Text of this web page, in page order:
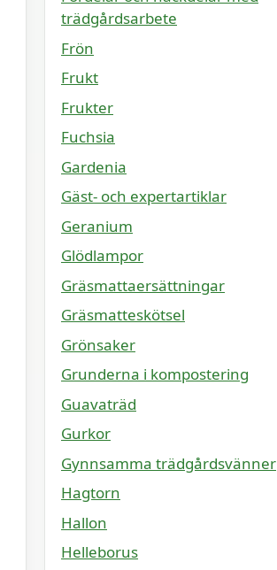
trädgårdsarbete
Frön
Frukt
Frukter
Fuchsia
Gardenia
Gäst- och expertartiklar
Geranium
Glödlampor
Gräsmattaersättningar
Gräsmatteskötsel
Grönsaker
Grunderna i kompostering
Guavaträd
Gurkor
Gynnsamma trädgårdsvänner
Hagtorn
Hallon
Helleborus